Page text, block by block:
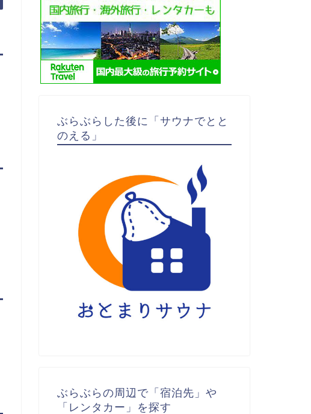
ぶらぶらした後に「サウナでとと
のえる」
ぶらぶらの周辺で「宿泊先」や
「レンタカー」を探す